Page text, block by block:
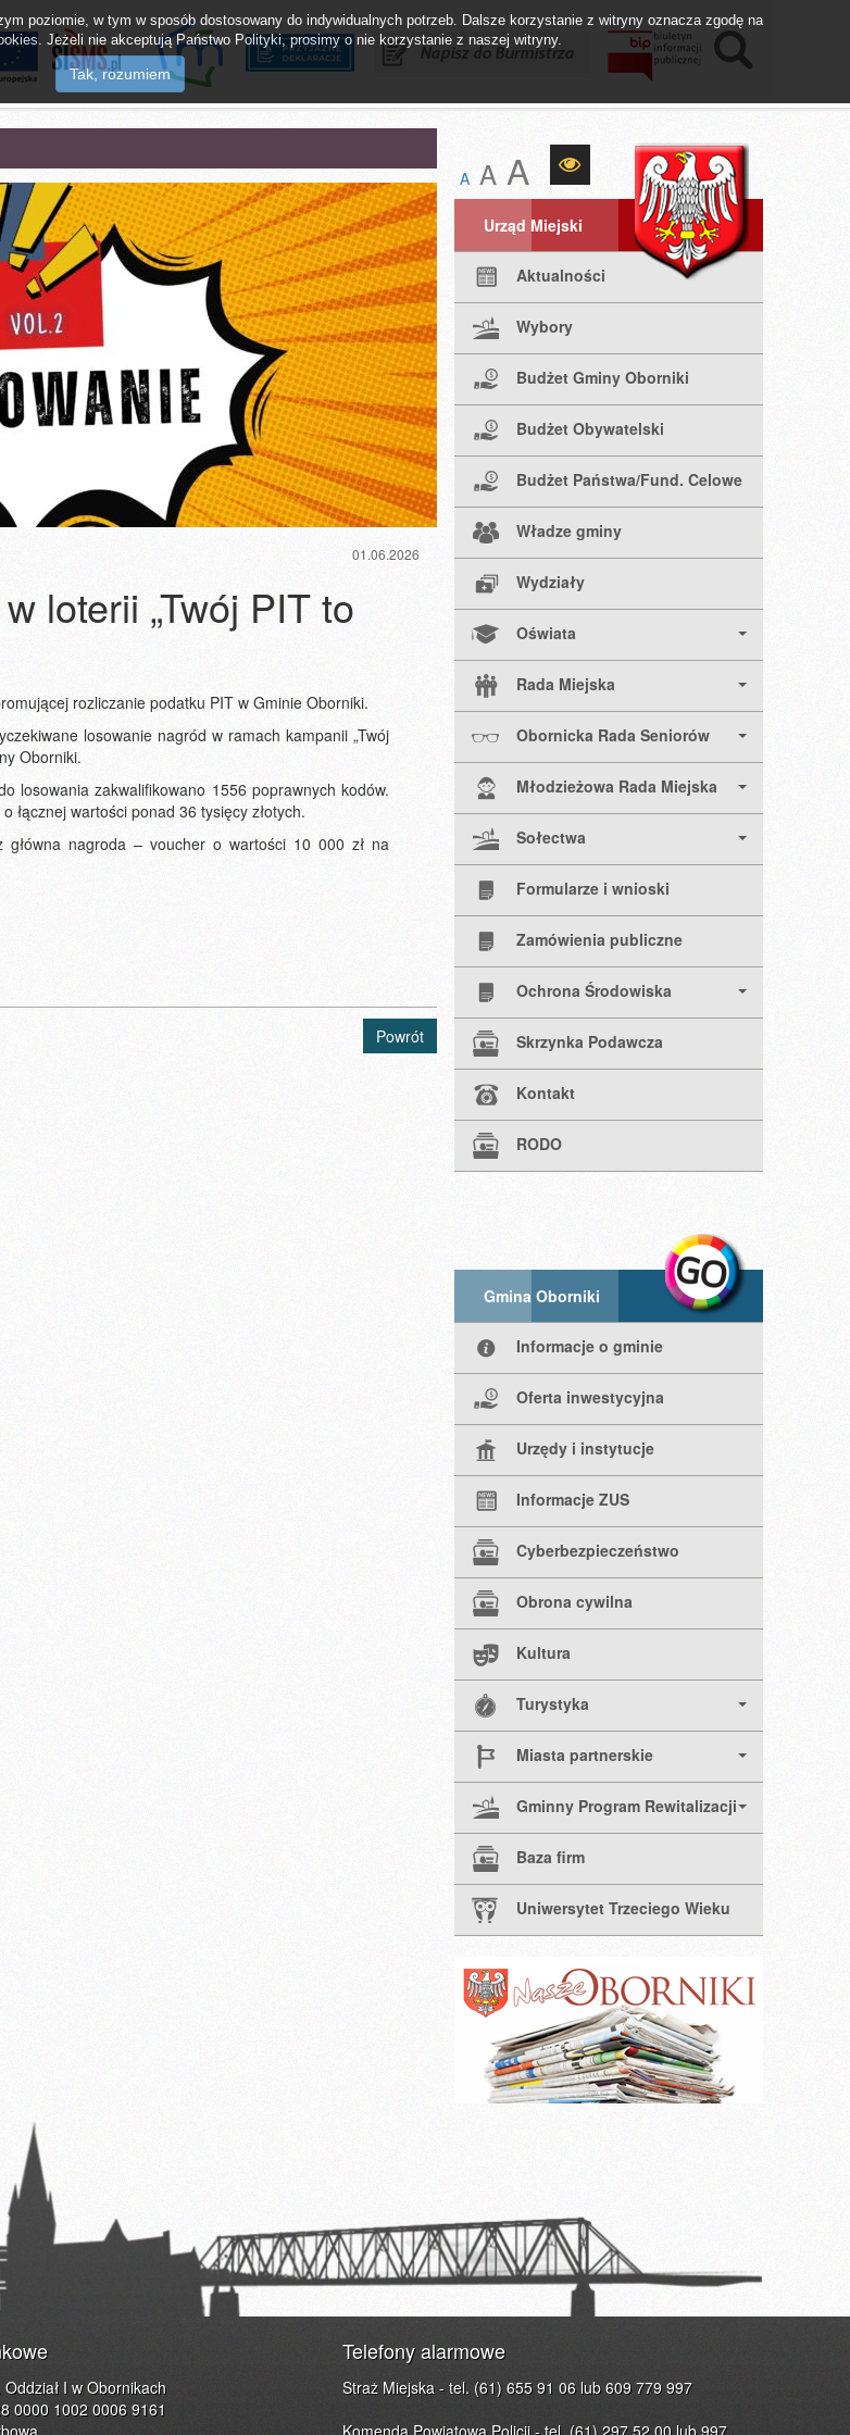
A A A
Urząd Miejski
Aktualności
Wybory
Budżet Gminy Oborniki
Budżet Obywatelski
Budżet Państwa/Fund. Celowe
Władze gminy
Wydziały
Oświata
Rada Miejska
Obornicka Rada Seniorów
Młodzieżowa Rada Miejska
Sołectwa
Formularze i wnioski
Zamówienia publiczne
Ochrona Środowiska
Skrzynka Podawcza
Kontakt
RODO
Gmina Oborniki
Informacje o gminie
Oferta inwestycyjna
Urzędy i instytucje
Informacje ZUS
Cyberbezpieczeństwo
Obrona cywilna
Kultura
Turystyka
Miasta partnerskie
Gminny Program Rewitalizacji
Baza firm
Uniwersytet Trzeciego Wieku
01.06.2026
loterii „Twój PIT to
rozliczanie podatku PIT w Gminie Oborniki.
losowanie nagród w ramach kampanii „Twój
Oborniki.
losowania zakwalifikowano 1556 poprawnych kodów.
łącznej wartości ponad 36 tysięcy złotych.
nagroda – voucher o wartości 10 000 zł na
Powrót
Oddział I w Obornikach
0000 1002 0006 9161
Telefony alarmowe
Straż Miejska - tel. (61) 655 91 06 lub 609 779 997
poziomie, w tym w sposób dostosowany do indywidualnych potrzeb. Dalsze korzystanie z witryny oznacza zgodę na
Jeżeli nie akceptują Państwo Polityki, prosimy o nie korzystanie z naszej witryny.